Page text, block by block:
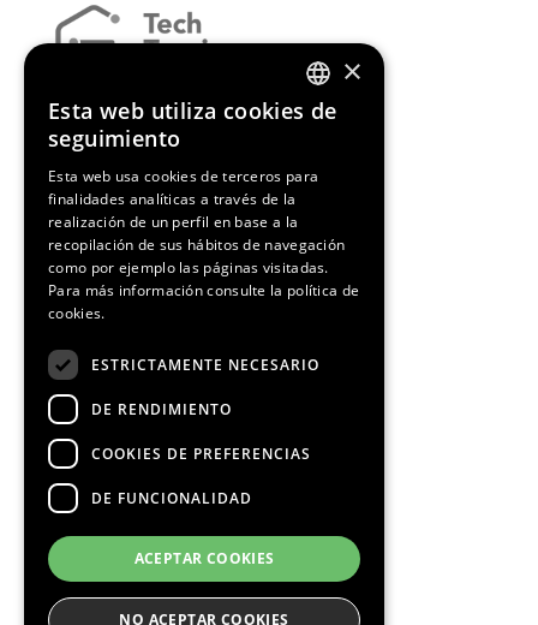
ENGLISH
×
Esta web utiliza cookies de
seguimiento
Esta web usa cookies de terceros para
finalidades analíticas a través de la
realización de un perfil en base a la
recopilación de sus hábitos de navegación
como por ejemplo las páginas visitadas.
Para más información consulte la política de
cookies.
ESTRICTAMENTE NECESARIO
DE RENDIMIENTO
COOKIES DE PREFERENCIAS
DE FUNCIONALIDAD
ACEPTAR COOKIES
NO ACEPTAR COOKIES